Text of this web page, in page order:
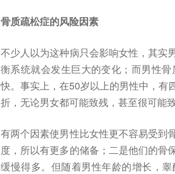
骨质疏松症的风险因素
不少人以为这种病只会影响女性，其实
衡系统就会发生巨大的变化；而男性
快。事实上，在50岁以上的男性中，有
折，无论男女都可能致残，甚至很可能致
有两个因素使男性比女性更不容易受到
度，所以有更多的储备；二是他们的骨
缓慢得多。但随着男性年龄的增长，